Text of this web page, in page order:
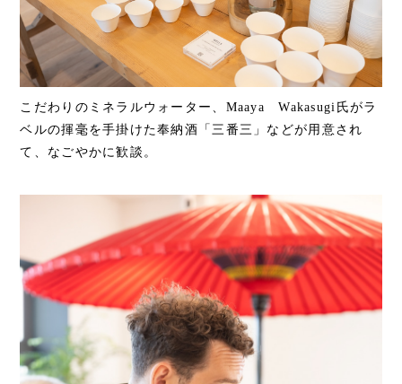
こだわりのミネラルウォーター、Maaya Wakasugi氏がラ
ベルの揮毫を手掛けた奉納酒「三番三」などが用意され
て、なごやかに歓談。